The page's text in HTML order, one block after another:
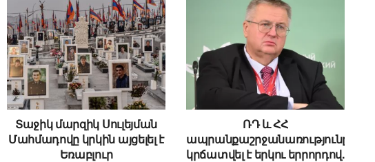
Տաջիկ մարզիկ Սուլեյման
Մահմադովը կրկին այցելել է
Եռաբլուր
ՌԴ և ՀՀ
ապրանքաշրջանառությունը
կրճատվել է երկու երրորդով.